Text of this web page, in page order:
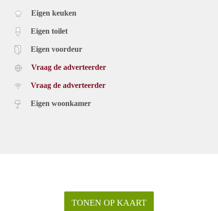
Eigen keuken
Eigen toilet
Eigen voordeur
Vraag de adverteerder
Vraag de adverteerder
Eigen woonkamer
TONEN OP KAART